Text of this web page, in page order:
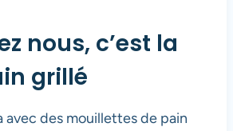
nous, c’est la
grillé
avec des mouillettes de pain